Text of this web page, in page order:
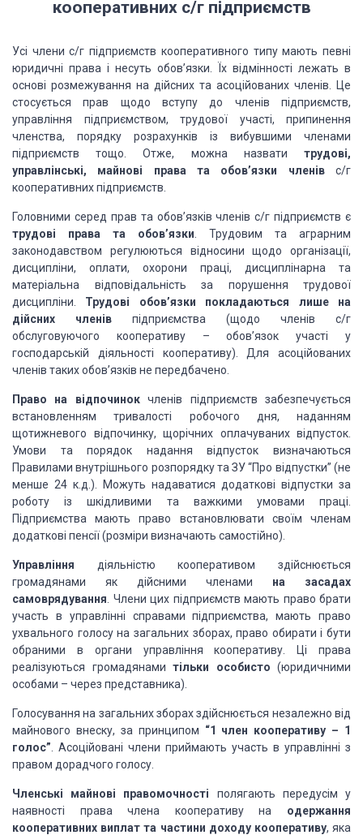
кооперативних с/г підприємств
Усі члени с/г підприємств кооперативного типу мають певні
юридичні права і несуть обов’язки. Їх відмінності лежать в
основі розмежування на дійсних та асоційованих членів. Це
стосується прав щодо вступу до членів підприємств,
управління підприємством, трудової участі, припинення
членства, порядку розрахунків із вибувшими членами
підприємств тощо. Отже, можна назвати трудові,
управлінські, майнові права та обов’язки членівс/г
кооперативних підприємств.
Головними серед прав та обов’язків членів с/г підприємств є
трудові права та обов’язки . Трудовим та аграрним
законодавством регулюються відносини щодо організації,
дисципліни, оплати, охорони праці, дисциплінарна та
матеріальна відповідальність за порушення трудової
дисципліни. Трудові обов’язки покладаються лише на
дійсних членів підприємства (щодо членів с/г
обслуговуючого кооперативу – обов’язок участі у
господарській діяльності кооперативу). Для асоційованих
членів таких обов’язків не передбачено.
Право на відпочинокчленів підприємств забезпечується
встановленням тривалості робочого дня, наданням
щотижневого відпочинку, щорічних оплачуваних відпусток.
Умови та порядок надання відпусток визначаються
Правилами внутрішнього розпорядку та ЗУ “Про відпустки” (не
менше 24 к.д.). Можуть надаватися додаткові відпустки за
роботу із шкідливими та важкими умовами праці.
Підприємства мають право встановлювати своїм членам
додаткові пенсії (розміри визначають самостійно).
Управління діяльністю кооперативом здійснюється
громадянами як дійсними членами на засадах
самоврядування . Члени цих підприємств мають право брати
участь в управлінні справами підприємства, мають право
ухвального голосу на загальних зборах, право обирати і бути
обраними в органи управління кооперативу. Ці права
реалізуються громадянами тільки особисто (юридичними
особами – через представника).
Голосування на загальних зборах здійснюється незалежно від
майнового внеску, за принципом “1 член кооперативу – 1
голос” . Асоційовані члени приймають участь в управлінні з
правом дорадчого голосу.
Членські майнові правомочності полягають передусім у
наявності права члена кооперативу на одержання
кооперативних виплат та частини доходу кооперативу, яка